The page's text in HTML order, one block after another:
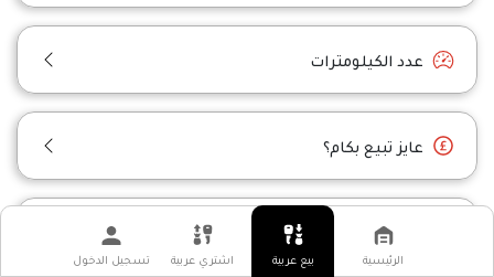
عدد الكيلومترات
عايز تبيع بكام؟
معلومات الاتصال
الرئيسية بيع عربية اشتري عربية تسجيل الدخول